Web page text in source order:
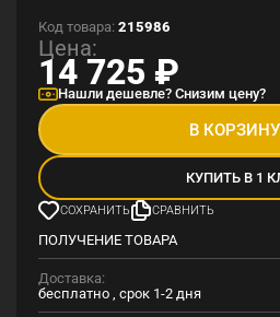
Код товара: 215986
Цена:
14 725 ₽
Нашли дешевле? Снизим цену?
В КОРЗИНУ
КУПИТЬ В 1
СОХРАНИТЬ СРАВНИТЬ
ПОЛУЧЕНИЕ ТОВАРА
Доставка:
бесплатно , срок 1-2 дня